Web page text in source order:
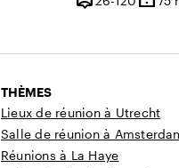
Capacité
THÈMES
Lieux de réunion à Utrecht
Salle de réunion à
Réunions à La Haye